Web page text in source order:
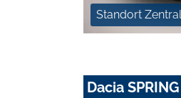
Standort
Dacia